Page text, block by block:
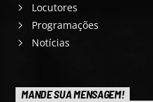
Locutores
Programações
Notícias
MANDE SUA MENSAGEM!